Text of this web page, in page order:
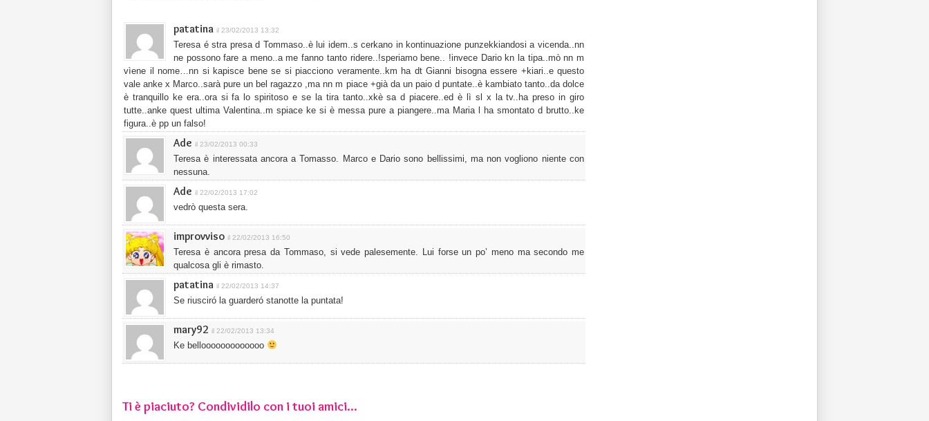
patatina il 23/02/2013 13:32
Teresa é stra presa d Tommaso..è lui idem..s cerkano in kontinuazione punzekkiandosi a vicenda..nn
ne possono fare a meno..a me fanno tanto ridere..!speriamo bene.. !invece Dario kn la tipa..mò nn m
vìene il nome…nn si kapisce bene se si piacciono veramente..km ha dt Gianni bisogna essere +kiari..e questo
vale anke x Marco..sarà pure un bel ragazzo ,ma nn m piace +già da un paio d puntate..è kambiato tanto..da dolce
è tranquillo ke era..ora si fa lo spiritoso e se la tira tanto..xkè sa d piacere..ed è lì sl x la tv..ha preso in giro
tutte..anke quest ultima Valentina..m spiace ke si è messa pure a piangere..ma Maria l ha smontato d brutto..ke
figura..è pp un falso!
Ade il 23/02/2013 00:33
Teresa è interessata ancora a Tomasso. Marco e Dario sono bellissimi, ma non vogliono niente con
nessuna.
Ade il 22/02/2013 17:02
vedrò questa sera.
improvviso il 22/02/2013 16:50
Teresa è ancora presa da Tommaso, si vede palesemente. Lui forse un po’ meno ma secondo me
qualcosa gli è rimasto.
patatina il 22/02/2013 14:37
Se riusciró la guarderó stanotte la puntata!
mary92 il 22/02/2013 13:34
Ke bellooooooooooooo
Ti è piaciuto? Condividilo con i tuoi amici...